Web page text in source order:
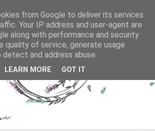
from Google to deliver its services
Your IP address and user-agent are
along with performance and security
quality of service, generate usage
and address abuse.
LEARN MORE GOT IT